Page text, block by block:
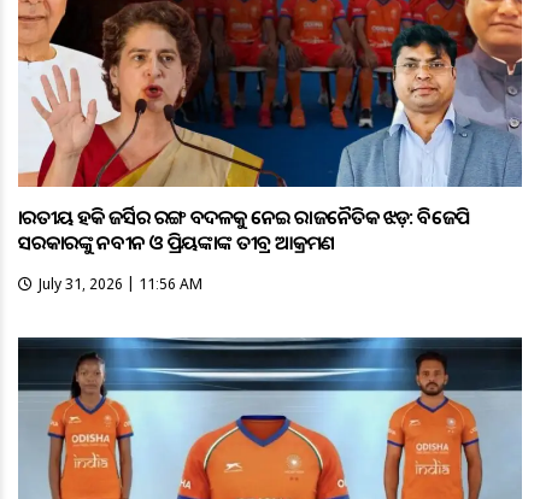
ଭାରତୀୟ ହକି ଜର୍ସିର ରଙ୍ଗ ବଦଳକୁ ନେଇ ରାଜନୈତିକ ଝଡ଼: ବିଜେପି
ସରକାରଙ୍କୁ ନବୀନ ଓ ପ୍ରିୟଙ୍କାଙ୍କ ତୀବ୍ର ଆକ୍ରମଣ
July 31, 2026 | 11:56 AM